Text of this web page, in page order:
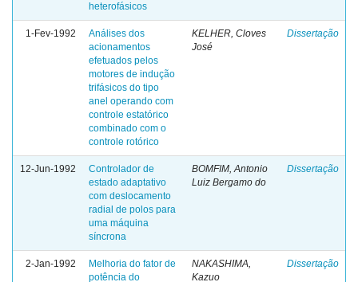
heterofásicos
1-Fev-1992
Análises dos
acionamentos
efetuados pelos
motores de indução
trifásicos do tipo
anel operando com
controle estatórico
combinado com o
controle rotórico
KELHER, Cloves
José
Dissertação
12-Jun-1992
Controlador de
estado adaptativo
com deslocamento
radial de polos para
uma máquina
síncrona
BOMFIM, Antonio
Luiz Bergamo do
Dissertação
2-Jan-1992
Melhoria do fator de
potência do
NAKASHIMA,
Kazuo
Dissertação